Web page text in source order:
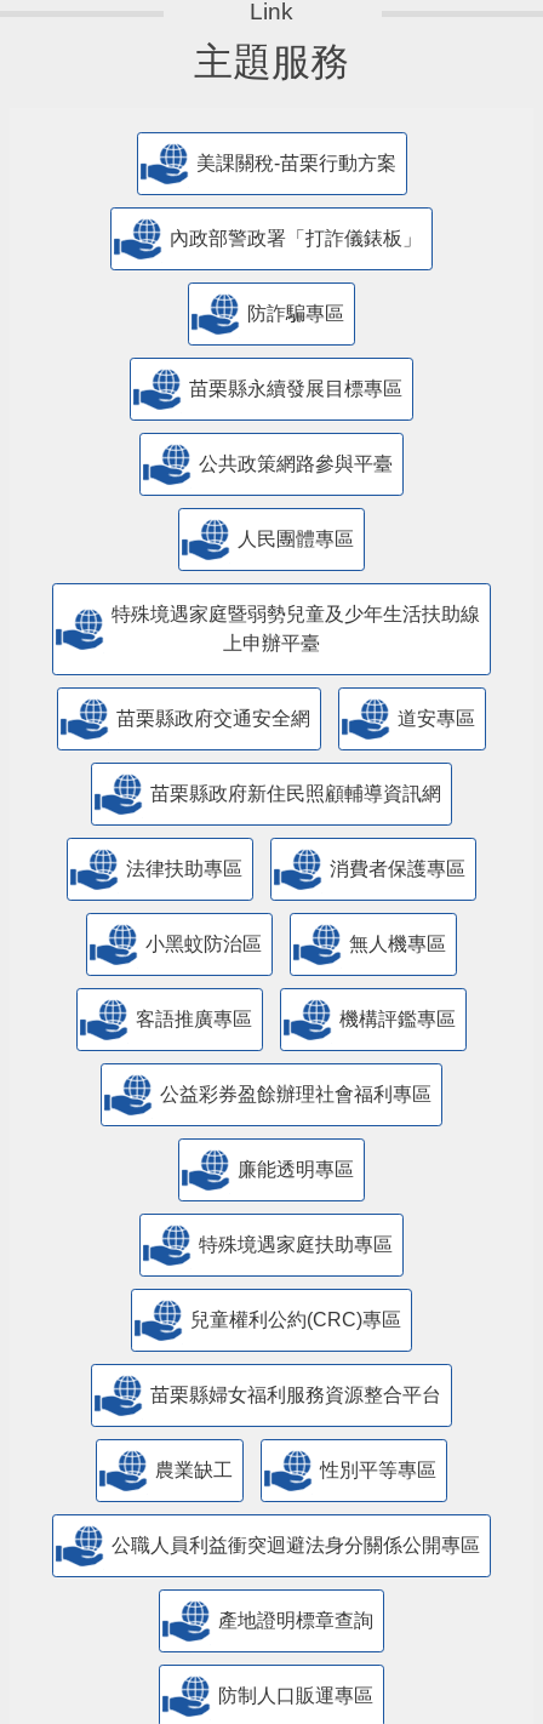
主題服務
美課關稅-苗栗行動方案
內政部警政署「打詐儀錶板」
防詐騙專區
苗栗縣永續發展目標專區
公共政策網路參與平臺
人民團體專區
特殊境遇家庭暨弱勢兒童及少年生活扶助線
上申辦平臺
苗栗縣政府交通安全網 道安專區
苗栗縣政府新住民照顧輔導資訊網
法律扶助專區 消費者保護專區
小黑蚊防治區 無人機專區
客語推廣專區 機構評鑑專區
公益彩券盈餘辦理社會福利專區
廉能透明專區
特殊境遇家庭扶助專區
兒童權利公約(CRC)專區
苗栗縣婦女福利服務資源整合平台
農業缺工 性別平等專區
公職人員利益衝突迴避法身分關係公開專區
產地證明標章查詢
防制人口販運專區